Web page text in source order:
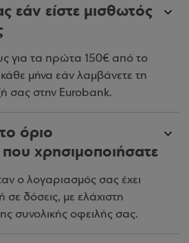
εάν είστε μισθωτός
για τα πρώτα 150€ από το
μήνα εάν λαμβάνετε τη
σας στην Eurobank.
όριο
χρησιμοποιήσατε
ο λογαριασμός σας έχει
σε δόσεις, με ελάχιστη
συνολικής οφειλής σας.